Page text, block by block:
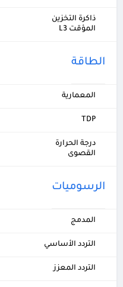
ذاكرة التخزين
المؤقت L3
الطاقة
المعمارية
TDP
درجة الحرارة
القصوى
الرسوميات
المدمج
التردد الأساسي
التردد المعزز